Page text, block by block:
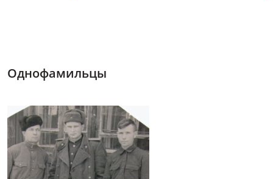
Однофамильцы